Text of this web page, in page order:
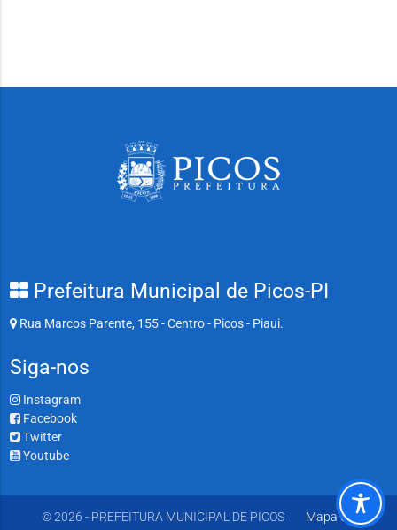
Prefeitura Municipal de Picos-PI
Rua Marcos Parente, 155 - Centro - Picos - Piaui.
Siga-nos
Instagram
Facebook
Twitter
Youtube
© 2026 - PREFEITURA MUNICIPAL DE PICOS Mapa do Site